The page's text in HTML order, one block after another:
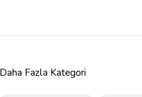
Daha Fazla Kategori